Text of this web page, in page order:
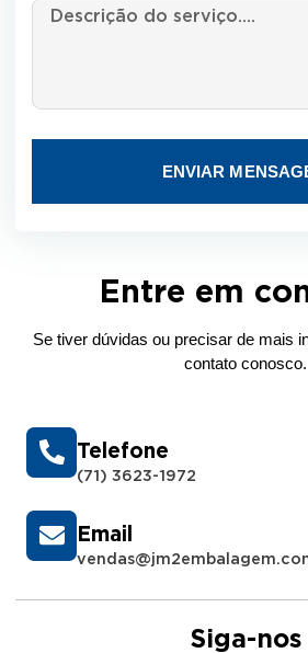
Entre em
Se tiver dúvidas ou precisar de mais
contato conosco.
Telefone
(71) 3623-1972
Email
Siga-nos
ENVIAR